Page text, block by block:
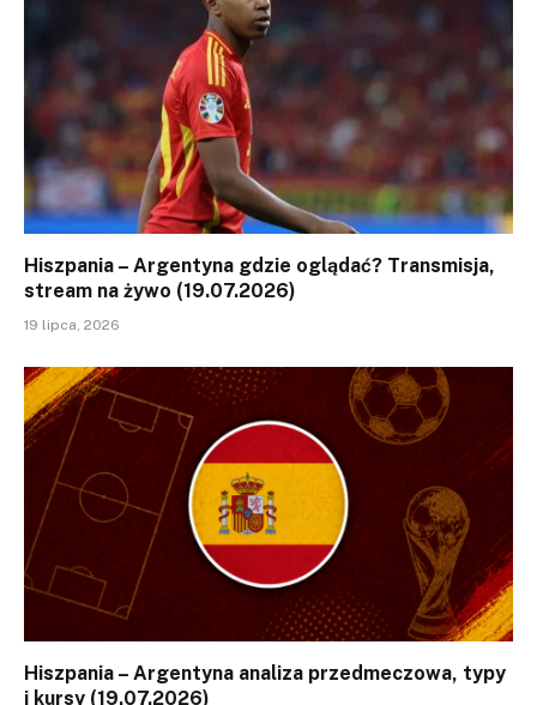
Hiszpania – Argentyna gdzie oglądać? Transmisja,
stream na żywo (19.07.2026)
19 lipca, 2026
Hiszpania – Argentyna analiza przedmeczowa, typy
i kursy (19.07.2026)